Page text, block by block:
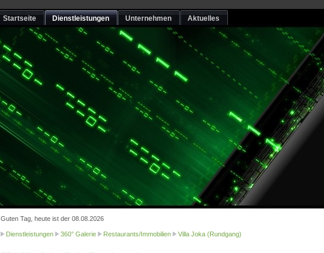
Startseite Dienstleistungen Unternehmen Aktuelles
Guten Tag, heute ist der 08.08.2026
Dienstleistungen 360° Galerie Restaurants/Immobilien Villa Joka (Rundgang)